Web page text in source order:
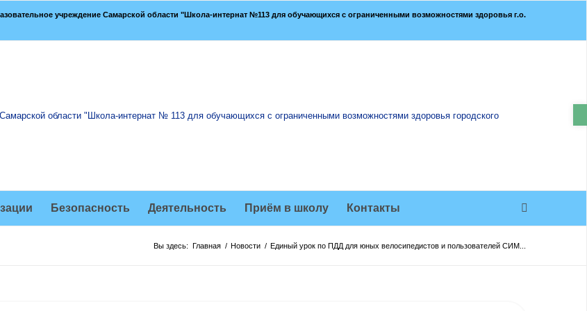
учреждение Самарской области "Школа-интернат №113 для обучающихся с ограниченными возможностями здоровья г.о.
Безопасность Деятельность Приём в школу Контакты
Вы здесь: Главная / Новости / Единый урок по ПДД для юных велосипедистов и пользователей СИМ...